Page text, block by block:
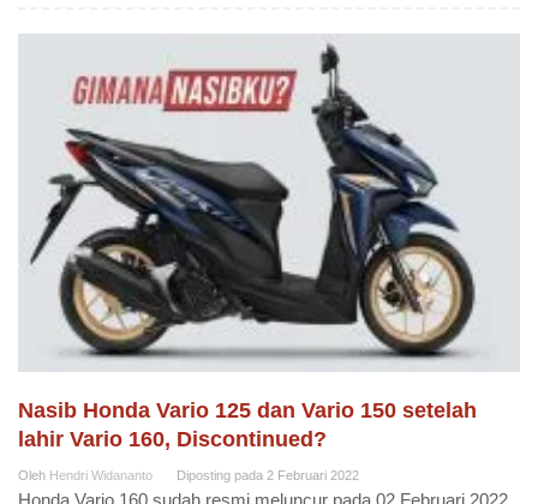
Nasib Honda Vario 125 dan Vario 150 setelah
lahir Vario 160, Discontinued?
Oleh Hendri Widananto Diposting pada 2 Februari 2022
Honda Vario 160 sudah resmi meluncur pada 02 Februari 2022,